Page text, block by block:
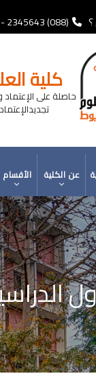
(088) 2345643 - 2412000
كلية
حاصلة على الإعتماد
تجديدالإعتماد 2017
عن الكلية الأقسام